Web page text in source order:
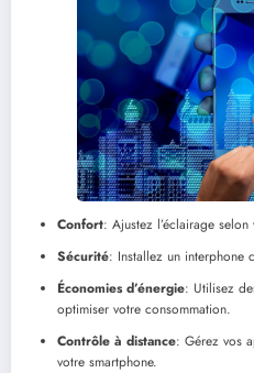
Confort: Ajustez l’éclairage selon
Sécurité: Installez un interphone
Économies d’énergie: Utilisez
optimiser votre consommation.
Contrôle à distance: Gérez vos
votre smartphone.